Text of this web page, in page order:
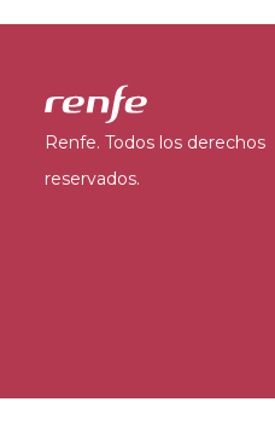
Renfe. Todos los derechos
reservados.